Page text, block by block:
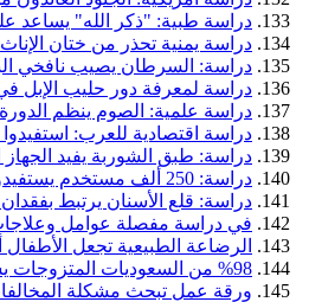
دراسة طبية: "ذكر الله" يساعد
دراسة يمنية تحذر من ختان الإناث
دراسة: السرطان يصيب نافخي
دراسة لمعرفة دور حليب الإبل في
دراسة علمية: الصوم ينظم
دراسة اقتصادية للعرب:
دراسة: طبق الشوربة يفيد
دراسة: 250 ألف مستخدم يستفيدون من 1000 نقطة اتصال لاسلكية
دراسة: قلع الأسنان يرتبط بفقدان
في دراسة مفصلة عوامل
الرضاعة الطبيعية تجعل الأطفال
%98 من السعوديات المتزوجات يستخدمن الإنترنت في المنزل
ورقة عمل تبحث مشكلة